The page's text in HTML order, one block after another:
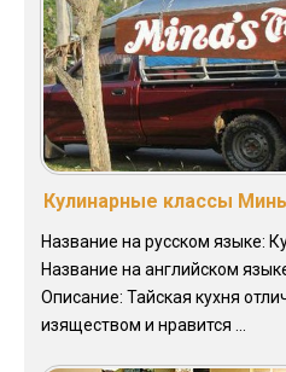
Кулинарные классы
Название на русском языке:
Название на английском
Описание: Тайская кухня
изяществом и нравится ...